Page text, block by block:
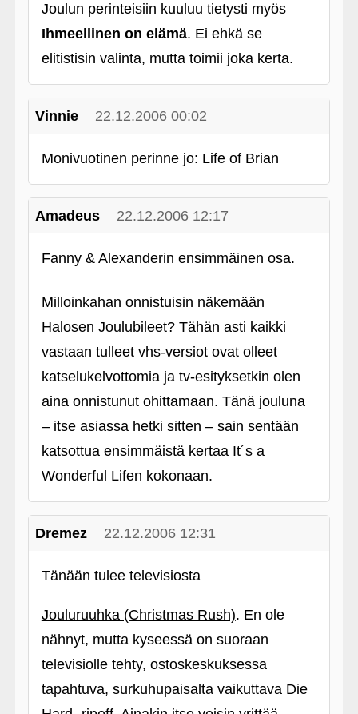
Joulun perinteisiin kuuluu tietysti myös
Ihmeellinen on elämä. Ei ehkä se
elitistisin valinta, mutta toimii joka kerta.
Vinnie 22.12.2006 00:02
Monivuotinen perinne jo: Life of Brian
Amadeus 22.12.2006 12:17
Fanny & Alexanderin ensimmäinen osa.
Milloinkahan onnistuisin näkemään
Halosen Joulubileet? Tähän asti kaikki
vastaan tulleet vhs-versiot ovat olleet
katselukelvottomia ja tv-esityksetkin olen
aina onnistunut ohittamaan. Tänä jouluna
– itse asiassa hetki sitten – sain sentään
katsottua ensimmäistä kertaa It´s a
Wonderful Lifen kokonaan.
Dremez 22.12.2006 12:31
Tänään tulee televisiosta
Jouluruuhka (Christmas Rush). En ole
nähnyt, mutta kyseessä on suoraan
televisiolle tehty, ostoskeskuksessa
tapahtuva, surkuhupaisalta vaikuttava Die